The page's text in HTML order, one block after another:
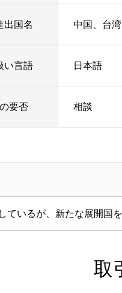
出国名 中国、台
い言語 日本語
要否 相談
ているが、新たな展開国
取